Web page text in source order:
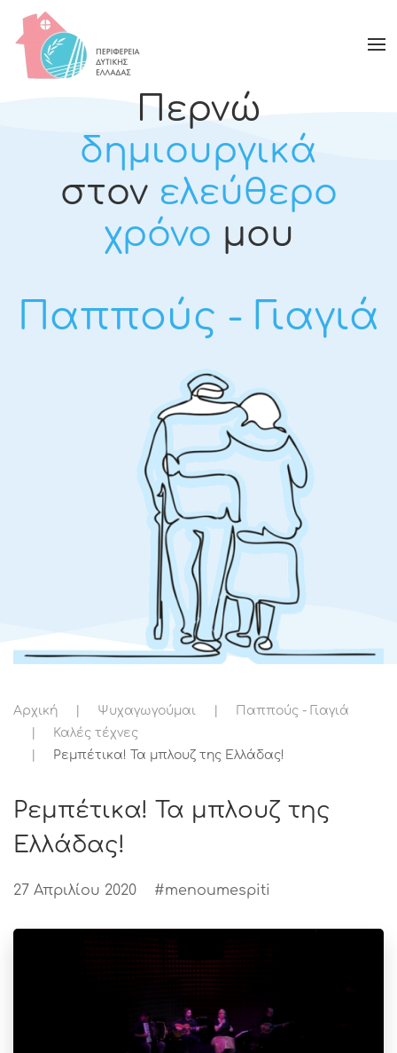
Περνώ
δημιουργικά
στον ελεύθερο
χρόνο μου
Παππούς - Γιαγιά
Αρχική Ψυχαγωγούμαι
Παππούς - Γιαγιά
Καλές τέχνες
Ρεμπέτικα! Τα μπλουζ της Ελλάδας!
Ρεμπέτικα! Τα μπλουζ της
Ελλάδας!
27 Απριλίου 2020 #menoumespiti